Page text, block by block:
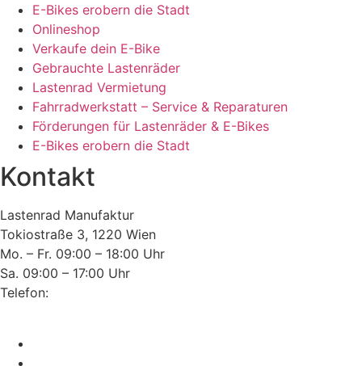
E-Bikes erobern die Stadt
Onlineshop
Verkaufe dein E-Bike
Gebrauchte Lastenräder
Lastenrad Vermietung
Fahrradwerkstatt – Service & Reparaturen
Förderungen für Lastenräder & E-Bikes
E-Bikes erobern die Stadt
Kontakt
Lastenrad Manufaktur
Tokiostraße 3, 1220 Wien
Mo. – Fr. 09:00 – 18:00 Uhr
Sa. 09:00 – 17:00 Uhr
Telefon: